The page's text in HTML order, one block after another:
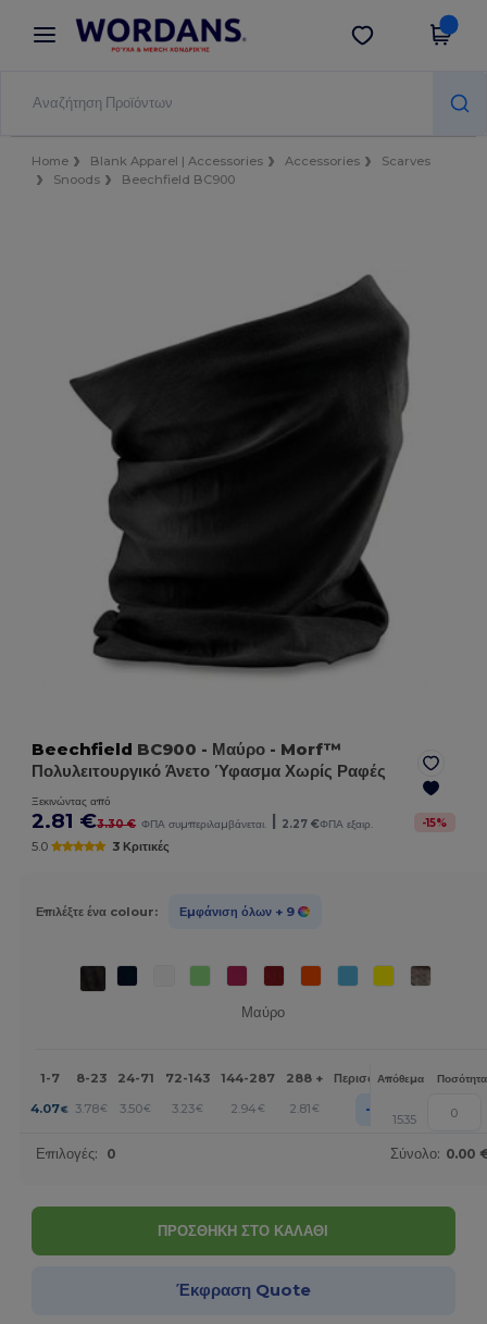
× Εφαρμογή Wordans
Καλύτερες τιμές στην εφαρμογή!
Λήψη app
Home Blank Apparel | Accessories Accessories
Scarves
Snoods
Beechfield BC900
Beechfield BC900 - Μαύρο - Morf™
Πολυλειτουργικό Άνετο Ύφασμα Χωρίς Ραφές
Ξεκινώντας από
2.81 €3.30 € ΦΠΑ συμπεριλαμβάνεται. | 2.27 €ΦΠΑ εξαιρ. -15%
5.0 3 Κριτικές
Επιλέξτε ένα colour: Εμφάνιση όλων + 9
Μαύρο
1-7 8-23 24-71 72-143 144-287 288 + Περισσότερα
Απόθεμα Ποσότητα
4.07€ 3.78€ 3.50€ 3.23€ 2.94€ 2.81€ + 1535
Επιλογές: 0 Σύνολο: 0.00
ΠΡΟΣΘΗΚΗ ΣΤΟ ΚΑΛΑΘΙ
Έκφραση Quote